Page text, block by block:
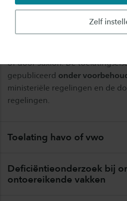
Zelf
De informatie die je op deze
toelatingseisen leest, geldt voor
of door Saxion. De
gepubliceerd onder
ministeriële regelingen en de
regelingen.
Toelating havo of vwo
Deficiëntieonderzoek bij
ontoereikende vakken